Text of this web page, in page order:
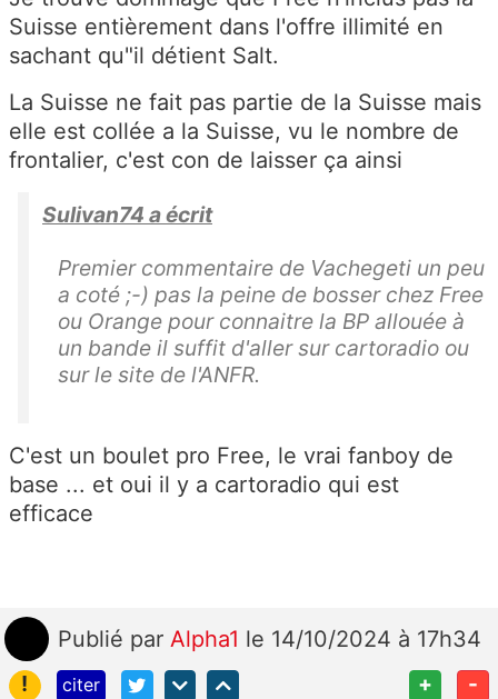
Suisse entièrement dans l'offre illimité en
sachant qu"il détient Salt.
La Suisse ne fait pas partie de la Suisse mais
elle est collée a la Suisse, vu le nombre de
frontalier, c'est con de laisser ça ainsi
Sulivan74 a écrit
Premier commentaire de Vachegeti un peu
a coté ;-) pas la peine de bosser chez Free
ou Orange pour connaitre la BP allouée à
un bande il suffit d'aller sur cartoradio ou
sur le site de l'ANFR.
C'est un boulet pro Free, le vrai fanboy de
base ... et oui il y a cartoradio qui est
efficace
Publié par Alpha1 le 14/10/2024 à 17h34
!
citer + -